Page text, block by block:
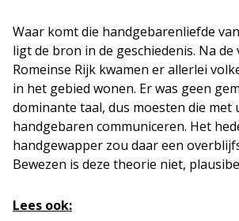
Waar komt die handgebarenliefde
ligt de bron in de geschiedenis. Na de
Romeinse Rijk kwamen er allerlei
in het gebied wonen. Er was geen
dominante taal, dus moesten die met
handgebaren communiceren. Het
handgewapper zou daar een
Bewezen is deze theorie niet,
Lees ook: